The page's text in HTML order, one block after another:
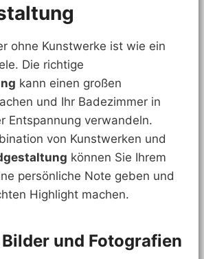
ohne Kunstwerke ist wie ein
Die richtige
kann einen großen
und Ihr Badezimmer in
Entspannung verwandeln.
von Kunstwerken und
können Sie Ihrem
persönliche Note geben und
Highlight machen.
und Fotografien